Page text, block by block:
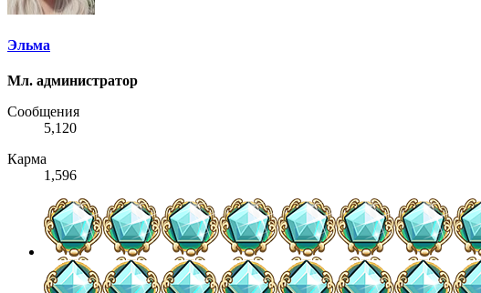
Эльма
Мл. администратор
Сообщения
5,120
Карма
1,596